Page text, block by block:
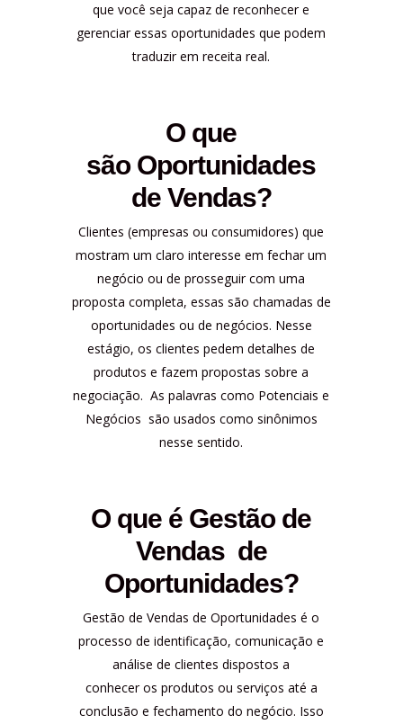
que você seja capaz de reconhecer e
gerenciar essas oportunidades que podem
traduzir em receita real.
O que
são Oportunidades
de Vendas?
Clientes (empresas ou consumidores) que
mostram um claro interesse em fechar um
negócio ou de prosseguir com uma
proposta completa, essas são chamadas de
oportunidades ou de negócios. Nesse
estágio, os clientes pedem detalhes de
produtos e fazem propostas sobre a
negociação. As palavras como Potenciais e
Negócios são usados como sinônimos
nesse sentido.
O que é Gestão de
Vendas de
Oportunidades?
Gestão de Vendas de Oportunidades é o
processo de identificação, comunicação e
análise de clientes dispostos a
conhecer os produtos ou serviços até a
conclusão e fechamento do negócio. Isso